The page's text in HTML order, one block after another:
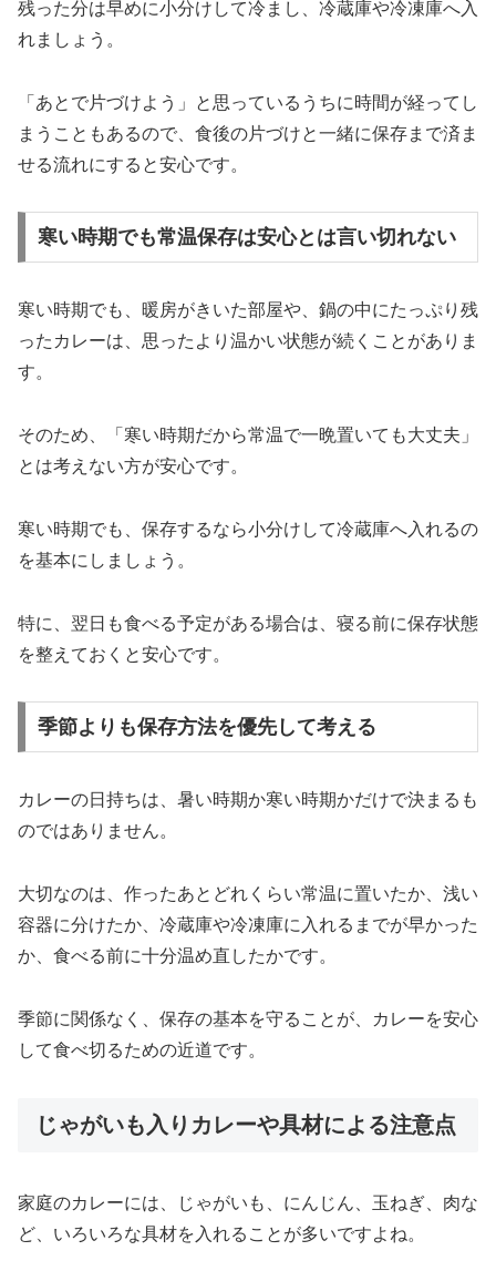
残った分は早めに小分けして冷まし、冷蔵庫や冷凍庫へ入
れましょう。
「あとで片づけよう」と思っているうちに時間が経ってし
まうこともあるので、食後の片づけと一緒に保存まで済ま
せる流れにすると安心です。
寒い時期でも常温保存は安心とは言い切れない
寒い時期でも、暖房がきいた部屋や、鍋の中にたっぷり残
ったカレーは、思ったより温かい状態が続くことがありま
す。
そのため、「寒い時期だから常温で一晩置いても大丈夫」
とは考えない方が安心です。
寒い時期でも、保存するなら小分けして冷蔵庫へ入れるの
を基本にしましょう。
特に、翌日も食べる予定がある場合は、寝る前に保存状態
を整えておくと安心です。
季節よりも保存方法を優先して考える
カレーの日持ちは、暑い時期か寒い時期かだけで決まるも
のではありません。
大切なのは、作ったあとどれくらい常温に置いたか、浅い
容器に分けたか、冷蔵庫や冷凍庫に入れるまでが早かった
か、食べる前に十分温め直したかです。
季節に関係なく、保存の基本を守ることが、カレーを安心
して食べ切るための近道です。
じゃがいも入りカレーや具材による注意点
家庭のカレーには、じゃがいも、にんじん、玉ねぎ、肉な
ど、いろいろな具材を入れることが多いですよね。